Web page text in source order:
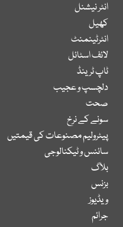
انٹر نیشنل
کھیل
انٹرٹینمنٹ
لائف اسٹائل
ٹاپ ٹرینڈ
دلچسپ و عجیب
صحت
سونے کے نرخ
پیٹرولیم مصنوعات کی قیمتیں
سائنس و ٹیکنالوجی
بلاگ
بزنس
ویڈیوز
جرائم